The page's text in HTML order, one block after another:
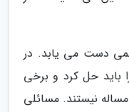
دست می یابد. در
باید حل کرد و برخی
نیستند. مسائلی